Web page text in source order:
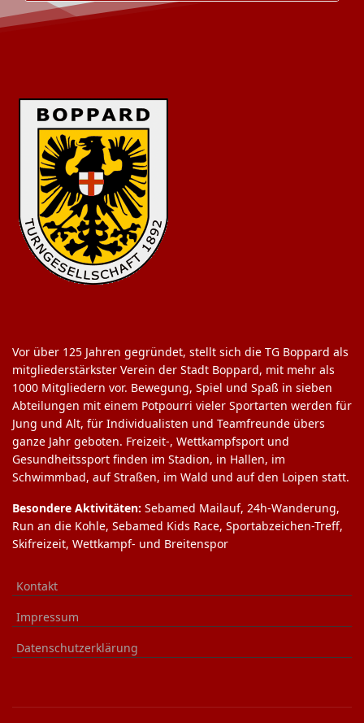
Vor über 125 Jahren gegründet, stellt sich die TG Boppard als
mitgliederstärkster Verein der Stadt Boppard, mit mehr als
1000 Mitgliedern vor. Bewegung, Spiel und Spaß in sieben
Abteilungen mit einem Potpourri vieler Sportarten werden für
Jung und Alt, für Individualisten und Teamfreunde übers
ganze Jahr geboten. Freizeit-, Wettkampfsport und
Gesundheitssport finden im Stadion, in Hallen, im
Schwimmbad, auf Straßen, im Wald und auf den Loipen statt.
Besondere Aktivitäten: Sebamed Mailauf, 24h-Wanderung,
Run an die Kohle, Sebamed Kids Race, Sportabzeichen-Treff,
Skifreizeit, Wettkampf- und Breitenspor
Kontakt
Impressum
Datenschutzerklärung